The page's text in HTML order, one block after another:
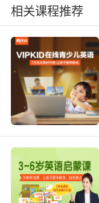
子之间的因果关
决数学问题时同
可以拓展孩子的
的学科，而英
供了接触和理
会。通过阅读
视频，孩子可
和思维方式，从
新思维。例如，
式可能与母语有
以更深入地理
实践中，如何
合是一个值得
相关课程推荐